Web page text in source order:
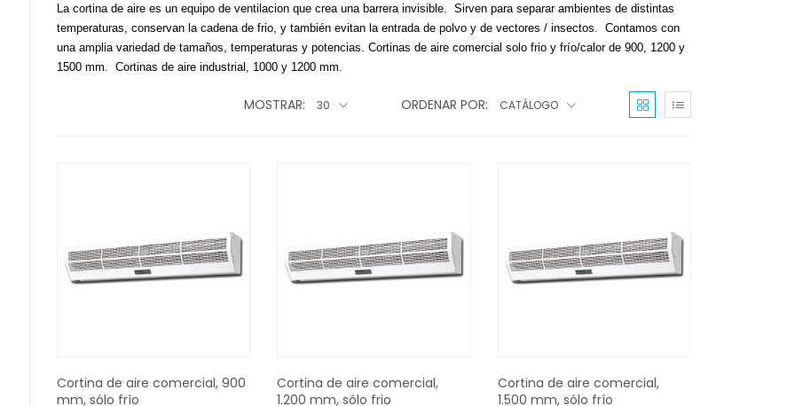
La cortina de aire es un equipo de ventilacion que crea una barrera invisible. Sirven para separar ambientes de distintas
temperaturas, conservan la cadena de frio, y también evitan la entrada de polvo y de vectores / insectos. Contamos con
una amplia variedad de tamaños, temperaturas y potencias. Cortinas de aire comercial solo frio y frío/calor de 900, 1200 y
1500 mm. Cortinas de aire industrial, 1000 y 1200 mm.
MOSTRAR: 30 ORDENAR POR: CATÁLOGO
Cortina de aire comercial, 900
mm, sólo frío
Cortina de aire comercial,
1.200 mm, sólo frio
Cortina de aire comercial,
1.500 mm, sólo frío